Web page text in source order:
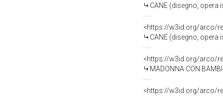
CANE (disegno, opera
<https://w3id.org/arco/
CANE (disegno, opera
<https://w3id.org/arco/
MADONNA CON
<https://w3id.org/arco/